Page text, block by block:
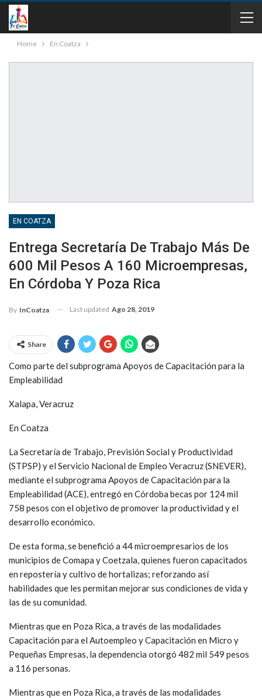
Home En Coatza
EN COATZA
Entrega Secretaría De Trabajo Más De
600 Mil Pesos A 160 Microempresas,
En Córdoba Y Poza Rica
By InCoatza Last updated Ago 28, 2019
Share
Como parte del subprograma Apoyos de Capacitación para la
Empleabilidad
Xalapa, Veracruz
En Coatza
La Secretaría de Trabajo, Previsión Social y Productividad
(STPSP) y el Servicio Nacional de Empleo Veracruz (SNEVER),
mediante el subprograma Apoyos de Capacitación para la
Empleabilidad (ACE), entregó en Córdoba becas por 124 mil
758 pesos con el objetivo de promover la productividad y el
desarrollo económico.
De esta forma, se benefició a 44 microempresarios de los
municipios de Comapa y Coetzala, quienes fueron capacitados
en repostería y cultivo de hortalizas; reforzando así
habilidades que les permitan mejorar sus condiciones de vida y
las de su comunidad.
Mientras que en Poza Rica, a través de las modalidades
Capacitación para el Autoempleo y Capacitación en Micro y
Pequeñas Empresas, la dependencia otorgó 482 mil 549 pesos
a 116 personas.
Mientras que en Poza Rica, a través de las modalidades